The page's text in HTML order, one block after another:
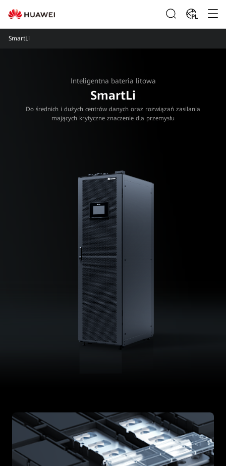
PL
SmartLi
Inteligentna bateria litowa
SmartLi
Do średnich i dużych centrów danych oraz rozwiązań zasilania
mających krytyczne znaczenie dla przemysłu